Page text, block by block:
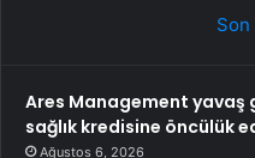
Son
Ares Management yavaş
sağlık kredisine öncülük
Ağustos 6, 2026